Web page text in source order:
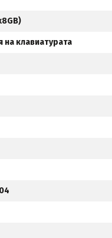
на клавиатурата